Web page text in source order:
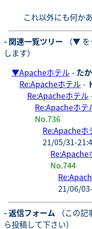
これ以外にも何か
- 関連一覧ツリー （▼
します）
▼Apacheホテル - たか
Re:Apacheホテル -
Re:Apacheホテル
Re:Apacheホテ
No.736
Re:Apacheホ
21/05/31-
Re:Apache
No.744
21/06/
- 返信フォーム （この
ら投稿して下さい）